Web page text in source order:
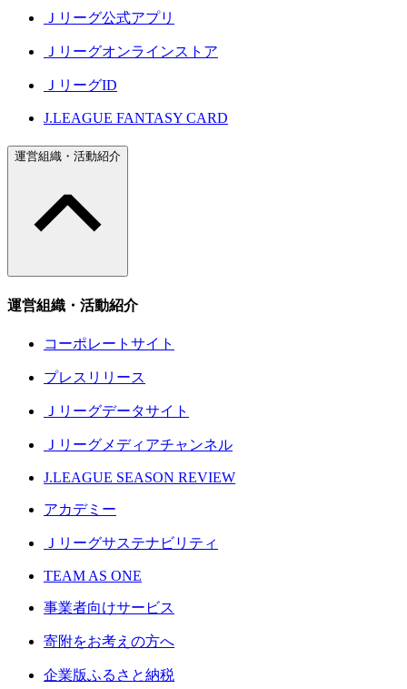
Ｊリーグ公式アプリ
Ｊリーグオンラインストア
ＪリーグID
J.LEAGUE FANTASY CARD
運営組織・活動紹介
運営組織・活動紹介
コーポレートサイト
プレスリリース
Ｊリーグデータサイト
Ｊリーグメディアチャンネル
J.LEAGUE SEASON REVIEW
アカデミー
Ｊリーグサステナビリティ
TEAM AS ONE
事業者向けサービス
寄附をお考えの方へ
企業版ふるさと納税